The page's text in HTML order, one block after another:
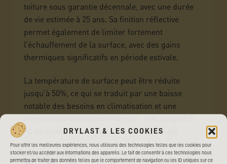
DRYLAST & LES COOKIES
Pour offrir les meilleures expériences, nous utilisons des technologies telles que les cookies pour
stocker et/ou accéder aux informations des appareils. Le fait de consentir à ces technologies nous
permettra de traiter des données telles que le comportement de navigation ou les ID uniques sur ce
toiture sous garantie décennale, avec une durée
de vie estimée à 25 ans. Sa finition réflective
permet également de limiter fortement
l’échauffement de la surface, avec des gains
thermiques significatifs en période estivale.
La température de surface peut être réduite
jusqu’à 50%, ce qui se traduit par une baisse
notable des besoins en climatisation et une
°C de moins à l’intérieur du bâtiment en été.
Teilen Sie diesen Artikel :